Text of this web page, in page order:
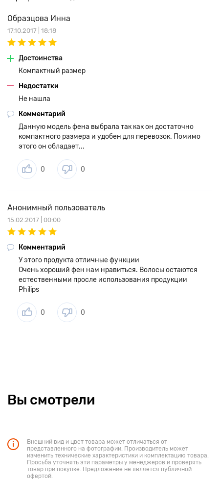
Образцова Инна
17.10.2017 | 18:18
Достоинства
Компактный размер
Недостатки
Не нашла
Комментарий
Данную модель фена выбрала так как он достаточно
компактного размера и удобен для перевозок. Помимо
этого он обладает...
0 0
Анонимный пользователь
15.02.2017 | 00:00
Комментарий
У этого продукта отличные функции
Очень хороший фен нам нравиться. Волосы остаются
естественными просле использования продукции
Philips
0 0
Вы смотрели
Внешний вид и цвет товара может отличаться от
представленного на фотографии. Производитель может
изменить технические характеристики и комплектацию товара.
Просьба уточнять эти параметры у менеджеров и проверять
товар при покупке. Предложение не является публичной
офертой.